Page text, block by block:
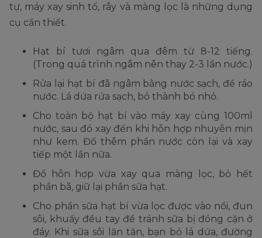
tự, máy xay sinh tố, rây và màng lọc là những dụng
cụ cần thiết.
Hạt bí tươi ngâm qua đêm từ 8-12 tiếng.
(Trong quá trình ngâm nên thay 2-3 lần nước.)
Rửa lại hạt bí đã ngâm bằng nước sạch, để ráo
nước. Lá dứa rửa sạch, bó thành bó nhỏ.
Cho toàn bộ hạt bí vào máy xay cùng 100ml
nước, sau đó xay đến khi hỗn hợp nhuyễn mịn
như kem. Đổ thêm phần nước còn lại và xay
tiếp một lần nữa.
Đổ hỗn hợp vừa xay qua màng lọc, bỏ hết
phần bã, giữ lại phần sữa hạt.
Cho phần sữa hạt bí vừa lọc được vào nồi, đun
sôi, khuấy đều tay để tránh sữa bị đóng cặn ở
đáy. Khi sữa sôi lăn tăn, bạn bỏ lá dứa, đường